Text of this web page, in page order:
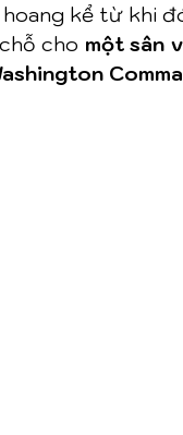
hoang kể từ khi
cho một sân